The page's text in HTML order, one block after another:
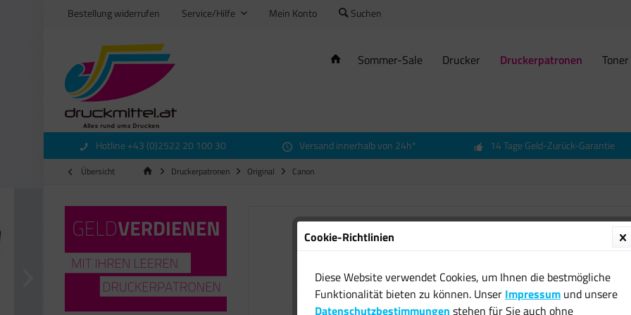
Bestellung widerrufen Service/Hilfe Mein Konto Suchen
Sommer-Sale Drucker Druckerpatronen Toner
Hotline +43 (0)2522 20 100 30 Versand innerhalb von 24h* 14 Tage Geld-Zurück-Garantie
Übersicht Druckerpatronen Original Canon
Blue
Cookie-Richtlinien
Diese Website verwendet Cookies, um Ihnen die bestmögliche
Funktionalität bieten zu können. Unser Impressum und unsere
Datenschutzbestimmungen stehen für Sie auch ohne